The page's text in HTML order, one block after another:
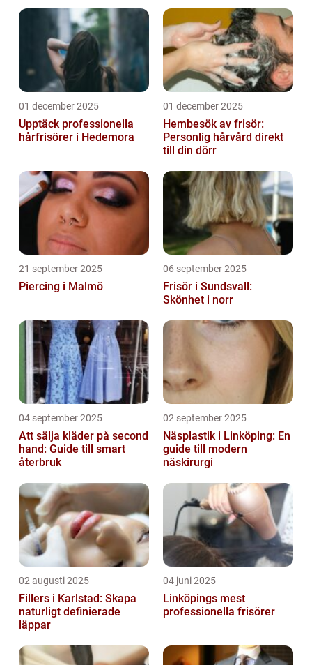
01 december 2025
Upptäck professionella
hårfrisörer i Hedemora
01 december 2025
Hembesök av frisör:
Personlig hårvård direkt
till din dörr
21 september 2025
Piercing i Malmö
06 september 2025
Frisör i Sundsvall:
Skönhet i norr
04 september 2025
Att sälja kläder på second
hand: Guide till smart
återbruk
02 september 2025
Näsplastik i Linköping: En
guide till modern
näskirurgi
02 augusti 2025
Fillers i Karlstad: Skapa
naturligt definierade
läppar
04 juni 2025
Linköpings mest
professionella frisörer